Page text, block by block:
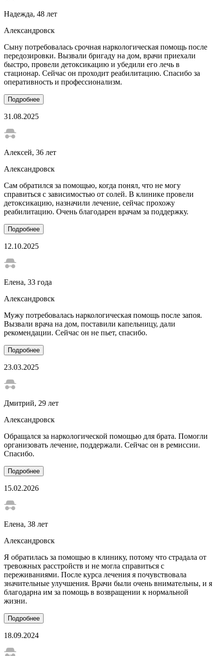
Надежда, 48 лет
Александровск
Сыну потребовалась срочная наркологическая помощь после
передозировки. Вызвали бригаду на дом, врачи приехали
быстро, провели детоксикацию и убедили его лечь в
стационар. Сейчас он проходит реабилитацию. Спасибо за
оперативность и профессионализм.
Подробнее
31.08.2025
Алексей, 36 лет
Александровск
Сам обратился за помощью, когда понял, что не могу
справиться с зависимостью от солей. В клинике провели
детоксикацию, назначили лечение, сейчас прохожу
реабилитацию. Очень благодарен врачам за поддержку.
Подробнее
12.10.2025
Елена, 33 года
Александровск
Мужу потребовалась наркологическая помощь после запоя.
Вызвали врача на дом, поставили капельницу, дали
рекомендации. Сейчас он не пьет, спасибо.
Подробнее
23.03.2025
Дмитрий, 29 лет
Александровск
Обращался за наркологической помощью для брата. Помогли
организовать лечение, поддержали. Сейчас он в ремиссии.
Спасибо.
Подробнее
15.02.2026
Елена, 38 лет
Александровск
Я обратилась за помощью в клинику, потому что страдала от
тревожных расстройств и не могла справиться с
переживаниями. После курса лечения я почувствовала
значительные улучшения. Врачи были очень внимательны, и я
благодарна им за помощь в возвращении к нормальной
жизни.
Подробнее
18.09.2024